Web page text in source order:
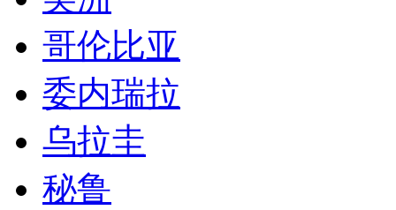
哥伦比亚
委内瑞拉
乌拉圭
秘鲁